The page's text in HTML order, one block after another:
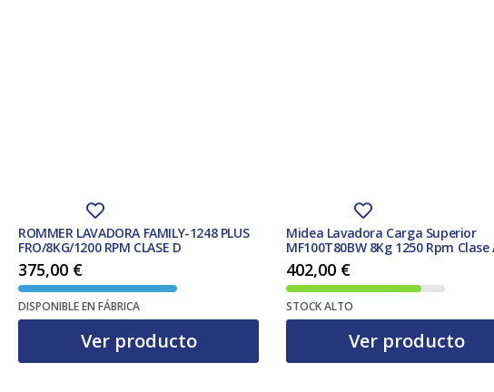
ROMMER LAVADORA FAMILY-1248 PLUS
FRO/8KG/1200 RPM CLASE D
375,00 €
DISPONIBLE EN FÁBRICA
Ver producto
Midea Lavadora Carga Superior
MF100T80BW 8Kg 1250 Rpm Clase
402,00 €
STOCK ALTO
Ver producto